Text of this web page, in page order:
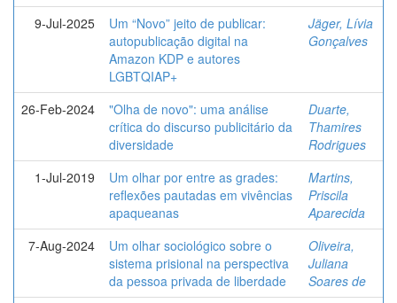
9-Jul-2025
Um “Novo” jeito de publicar:
autopublicação digital na
Amazon KDP e autores
LGBTQIAP+
Jäger, Lívia
Gonçalves
26-Feb-2024
"Olha de novo": uma análise
crítica do discurso publicitário da
diversidade
Duarte,
Thamires
Rodrigues
1-Jul-2019
Um olhar por entre as grades:
reflexões pautadas em vivências
apaqueanas
Martins,
Priscila
Aparecida
7-Aug-2024
Um olhar sociológico sobre o
sistema prisional na perspectiva
da pessoa privada de liberdade
Oliveira,
Juliana
Soares de